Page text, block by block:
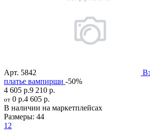
Арт. 5842
платье вампирши -50%
4 605 р.9 210 р.
от 0 р.4 605 р.
В наличии на маркетплейсах
Размеры: 44
12